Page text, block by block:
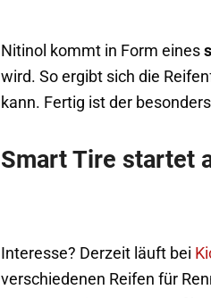
Nitinol kommt in Form eines
wird. So ergibt sich die
kann. Fertig ist der
Smart Tire startet
Interesse? Derzeit läuft bei
verschiedenen Reifen für